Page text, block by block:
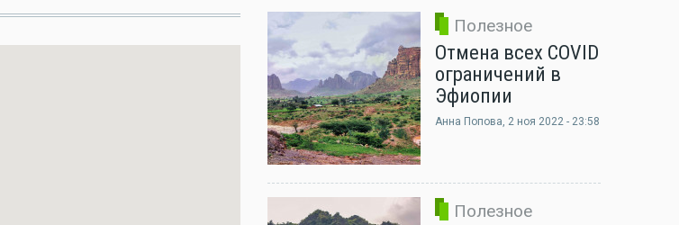
Полезное
Отмена всех COVID
ограничений в
Эфиопии
Анна Попова, 2 ноя 2022 - 23:58
Полезное